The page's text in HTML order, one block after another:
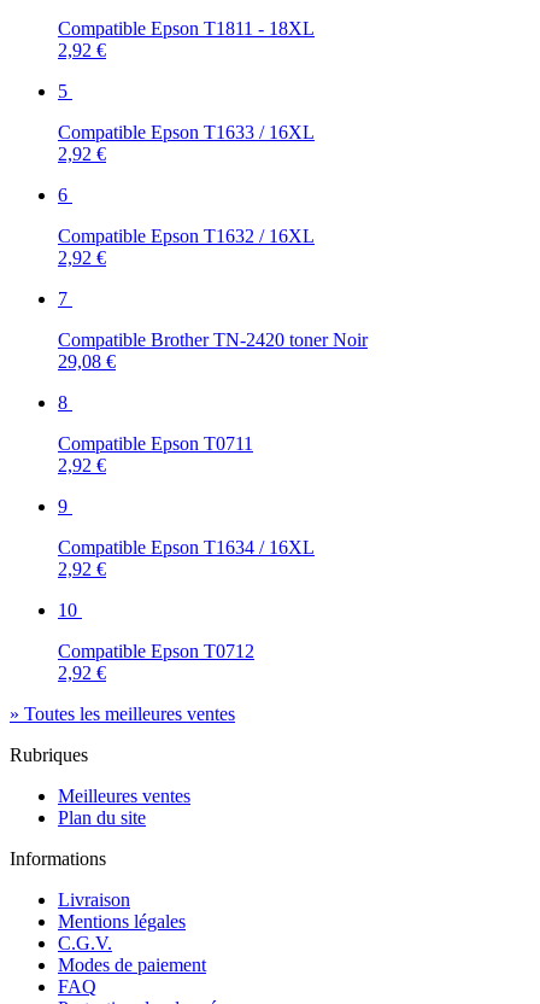
Compatible Epson T1811 - 18XL
2,92 €
5
Compatible Epson T1633 / 16XL
2,92 €
6
Compatible Epson T1632 / 16XL
2,92 €
7
Compatible Brother TN-2420 toner Noir
29,08 €
8
Compatible Epson T0711
2,92 €
9
Compatible Epson T1634 / 16XL
2,92 €
10
Compatible Epson T0712
2,92 €
» Toutes les meilleures ventes
Rubriques
Meilleures ventes
Plan du site
Informations
Livraison
Mentions légales
C.G.V.
Modes de paiement
FAQ